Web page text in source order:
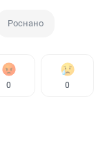
Роснано
0 0